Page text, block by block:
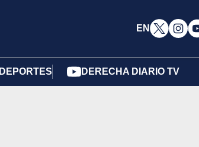
EN
DEPORTES DERECHA DIARIO TV